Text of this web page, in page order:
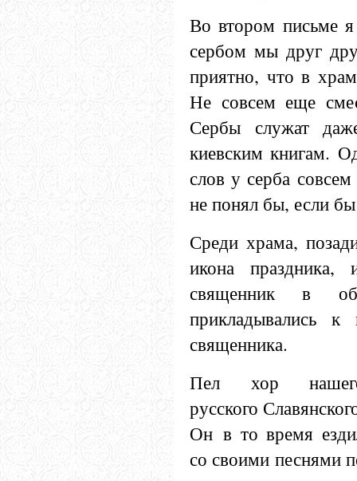
Во втором письме
сербом мы друг
приятно, что в
Не совсем еще
Сербы служат
киевским книгам.
слов у серба
не понял бы, если
Среди храма,
икона
священник в
прикладывались к
священника.
Пел хор
русского
Он в то время
со своими песнями